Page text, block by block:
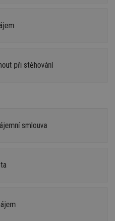
při stěhování
smlouva